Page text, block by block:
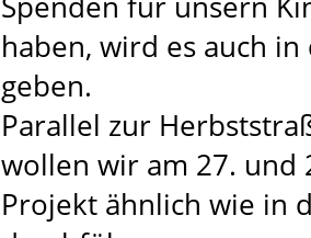
haben, wird es auch
geben.
Parallel zur
wollen wir am 27. und
Projekt ähnlich wie in